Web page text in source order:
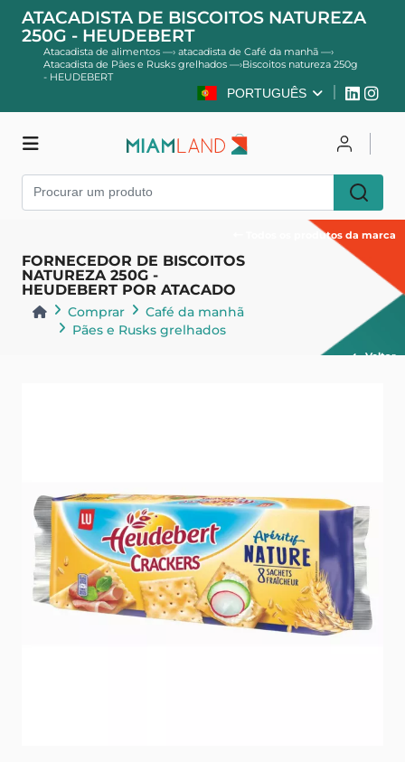
ATACADISTA DE BISCOITOS NATUREZA
250G - HEUDEBERT
Atacadista de alimentos —› atacadista de Café da manhã —›
Atacadista de Pães e Rusks grelhados —›Biscoitos natureza 250g
- HEUDEBERT
PORTUGUÊS
FORNECEDOR DE BISCOITOS
NATUREZA 250G -
HEUDEBERT POR ATACADO
Comprar
Café da manhã
Pães e Rusks grelhados
Todos os produtos da marca
Voltar